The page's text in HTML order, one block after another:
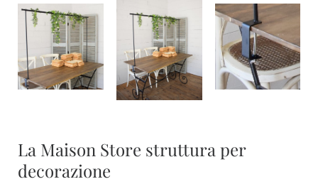
La Maison Store struttura per
decorazione